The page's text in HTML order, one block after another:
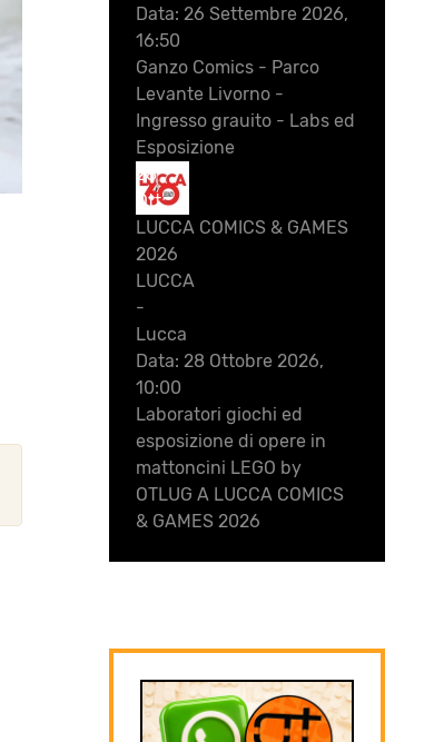
Data: 26 Settembre 2026,
16:50
Ganzo Comics - Parco
Levante Livorno -
Ingresso grauito - Labs ed
Esposizione
28
Ott
LUCCA COMICS & GAMES
2026
LUCCA
-
Lucca
Data: 28 Ottobre 2026,
10:00
Laboratori giochi ed
esposizione di opere in
mattoncini LEGO by
OTLUG A LUCCA COMICS
& GAMES 2026